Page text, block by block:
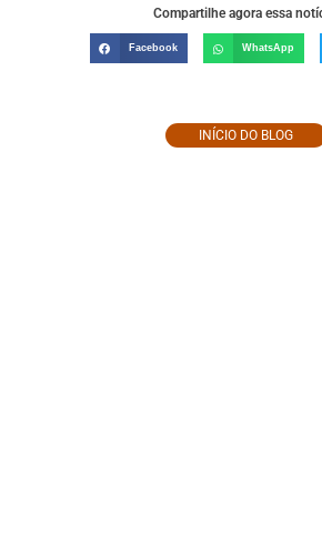
Compartilhe agora essa
Facebook WhatsApp
INÍCIO DO BLOG